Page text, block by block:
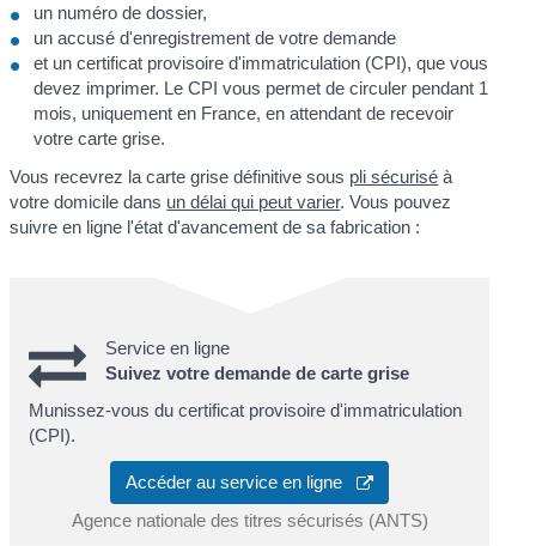
un numéro de dossier,
un accusé d'enregistrement de votre demande
et un certificat provisoire d'immatriculation (CPI), que vous
devez imprimer. Le CPI vous permet de circuler pendant 1
mois, uniquement en France, en attendant de recevoir
votre carte grise.
Vous recevrez la carte grise définitive sous pli sécurisé à
votre domicile dans un délai qui peut varier. Vous pouvez
suivre en ligne l'état d'avancement de sa fabrication :
Service en ligne
Suivez votre demande de carte grise
Munissez-vous du certificat provisoire d'immatriculation
(CPI).
Accéder au service en ligne
Agence nationale des titres sécurisés (ANTS)